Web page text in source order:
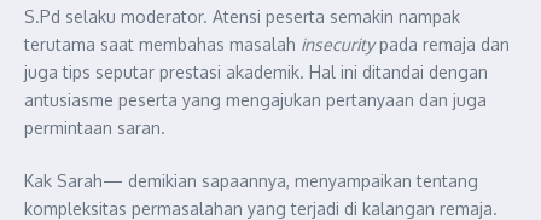
S.Pd selaku moderator. Atensi peserta semakin nampak
terutama saat membahas masalah insecuritypada remaja dan
juga tips seputar prestasi akademik. Hal ini ditandai dengan
antusiasme peserta yang mengajukan pertanyaan dan juga
permintaan saran.
Kak Sarah— demikian sapaannya, menyampaikan tentang
kompleksitas permasalahan yang terjadi di kalangan remaja.